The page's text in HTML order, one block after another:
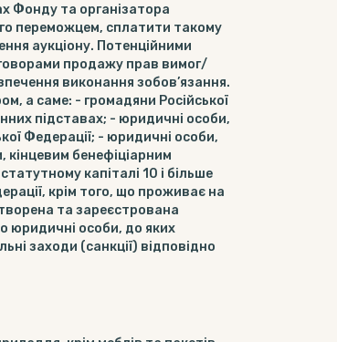
Фонду та організатора
переможцем, сплатити такому
аукціону. Потенційними
продажу прав вимог/
виконання зобов’язання.
а саме: - громадяни Російської
підставах; - юридичні особи,
Федерації; - юридичні особи,
кінцевим бенефіціарним
капіталі 10 і більше
крім того, що проживає на
та зареєстрована
юридичні особи, до яких
заходи (санкції) відповідно